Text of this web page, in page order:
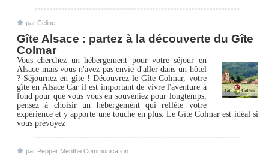
par Céline
Gîte Alsace : partez à la découverte du Gîte
Colmar
Vous cherchez un hébergement pour votre séjour en
Alsace mais vous n'avez pas envie d'aller dans un hôtel
? Séjournez en gîte ! Découvrez le Gîte Colmar, votre
gîte en Alsace Car il est important de vivre l'aventure à
fond pour que vous vous en souveniez pour longtemps,
pensez à choisir un hébergement qui reflète votre
expérience et y apporte une touche en plus. Le Gîte Colmar est idéal si
vous prévoyez
par Pepper Menthe Communication